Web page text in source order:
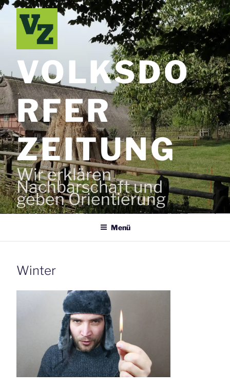
Zum
Inhalt
springen
VOLKSDO
RFER
ZEITUNG
Wir erklären
Nachbarschaft und
geben Orientierung
Menü
Winter